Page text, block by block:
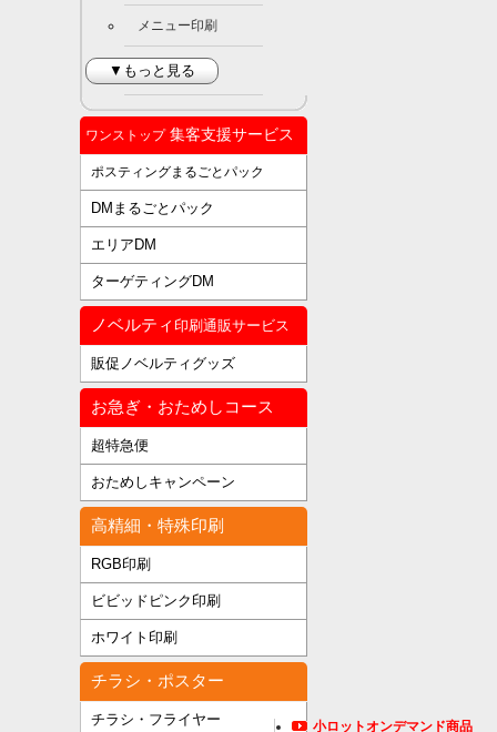
メニュー印刷
▼もっと見る
ワンストップ集客支援サービス
ポスティングまるごとパック
DMまるごとパック
エリアDM
ターゲティングDM
ノベルティ 印刷通販サービス
販促ノベルティグッズ
お急ぎ・おためしコース
超特急便
おためしキャンペーン
高精細・特殊印刷
RGB印刷
ビビッドピンク印刷
ホワイト印刷
チラシ・ポスター
チラシ・フライヤー 小ロットオンデマンド商品